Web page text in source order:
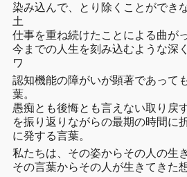
染み込んで、とり除くことができ
土
仕事を重ね続けたことによる曲が
今までの人生を刻み込むような深
ワ
認知機能の障がいが顕著であって
葉。
愚痴とも後悔とも言えない取り戻
を振り返りながらの最期の時間に
に発する言葉。
私たちは、その姿からその人の生
その言葉からその人が生きてきた